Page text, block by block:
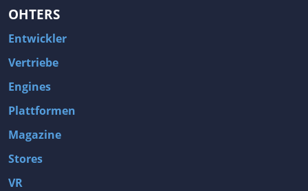
OHTERS
Entwickler
Vertriebe
Engines
Plattformen
Magazine
Stores
VR